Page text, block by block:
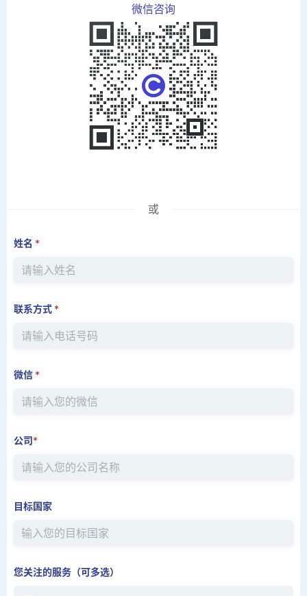
微信咨询
或
姓名 *
联系方式 *
微信 *
公司*
目标国家
您关注的服务（可多选）